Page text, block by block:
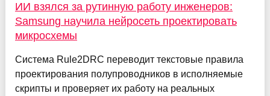
ИИ взялся за рутинную работу инженеров:
Samsung научила нейросеть проектировать
микросхемы
Система Rule2DRC переводит текстовые правила
проектирования полупроводников в исполняемые
скрипты и проверяет их работу на реальных